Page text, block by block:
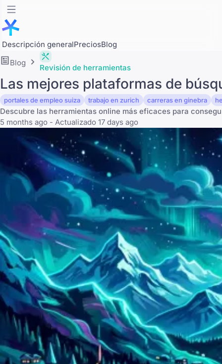
Descripción generalPreciosBlog
Blog
Revisión de herramientas
Las mejores plataformas de
portales de empleo suiza trabajo en zurich carreras en ginebra
Descubre las herramientas online más eficaces para
5 months ago - Actualizado 17 days ago